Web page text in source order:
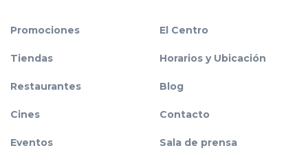
Promociones
Tiendas
Restaurantes
Cines
Eventos
El Centro
Horarios y Ubicación
Blog
Contacto
Sala de prensa